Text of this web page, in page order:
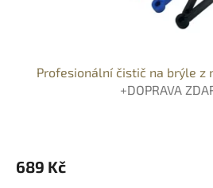
Profesionální čistič na brýle z
+DOPRAVA
689 Kč